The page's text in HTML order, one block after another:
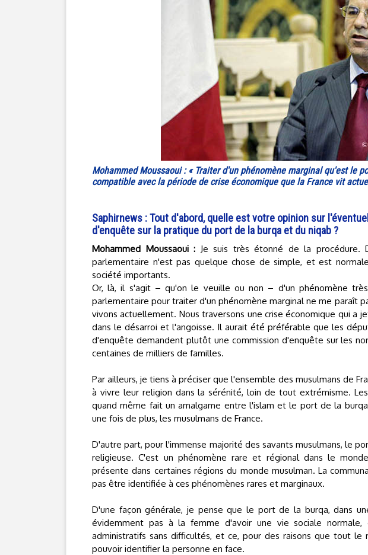
Mohammed Moussaoui : « Traiter d'un phénomène marginal qu'est le
compatible avec la période de crise économique que la France vit
Saphirnews : Tout d'abord, quelle est votre opinion sur
d'enquête sur la pratique du port de la burqa et du niqab ?
Mohammed Moussaoui : Je suis très étonné de la procédure.
parlementaire n'est pas quelque chose de simple, et est
société importants.
Or, là, il s'agit – qu'on le veuille ou non – d'un phénomène très
parlementaire pour traiter d'un phénomène marginal ne me paraît
vivons actuellement. Nous traversons une crise économique qui a
dans le désarroi et l'angoisse. Il aurait été préférable que les
d'enquête demandent plutôt une commission d'enquête sur les
centaines de milliers de familles.
Par ailleurs, je tiens à préciser que l'ensemble des musulmans de
à vivre leur religion dans la sérénité, loin de tout extrémisme.
quand même fait un amalgame entre l'islam et le port de la
une fois de plus, les musulmans de France.
D'autre part, pour l'immense majorité des savants musulmans, le
religieuse. C'est un phénomène rare et régional dans le
présente dans certaines régions du monde musulman. La
pas être identifiée à ces phénomènes rares et marginaux.
D'une façon générale, je pense que le port de la burqa, dans
évidemment pas à la femme d'avoir une vie sociale normale,
administratifs sans difficultés, et ce, pour des raisons que tout le
pouvoir identifier la personne en face.